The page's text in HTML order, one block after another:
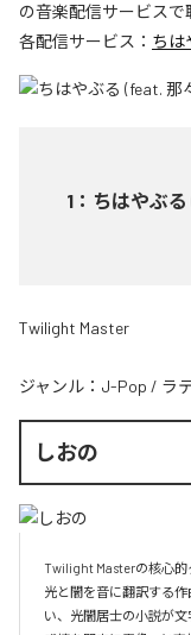
の音楽配信サービスで
各配信サービス： ちは
1 ： ちはやぶ
Twilight Master
ジャンル： J-Pop / ラ
しおの
Twilight Masterの核心的
光と闇を音に翻訳する
い、光闇居士の小説が